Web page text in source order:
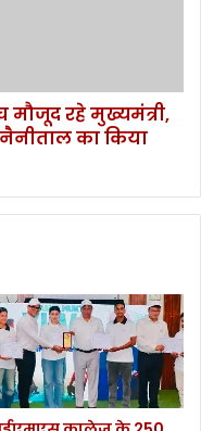
मौजूद रहे मुख्यमंत्री,
का किया